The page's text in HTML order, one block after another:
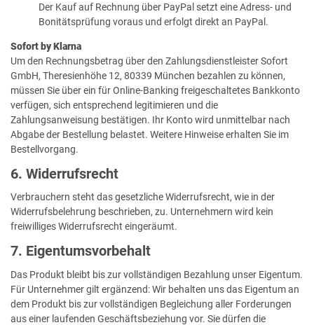
Der Kauf auf Rechnung über PayPal setzt eine Adress- und
Bonitätsprüfung voraus und erfolgt direkt an PayPal.
Sofort by Klarna
Um den Rechnungsbetrag über den Zahlungsdienstleister Sofort
GmbH, Theresienhöhe 12, 80339 München bezahlen zu können,
müssen Sie über ein für Online-Banking freigeschaltetes Bankkonto
verfügen, sich entsprechend legitimieren und die
Zahlungsanweisung bestätigen. Ihr Konto wird unmittelbar nach
Abgabe der Bestellung belastet. Weitere Hinweise erhalten Sie im
Bestellvorgang.
6. Widerrufsrecht
Verbrauchern steht das gesetzliche Widerrufsrecht, wie in der
Widerrufsbelehrung beschrieben, zu. Unternehmern wird kein
freiwilliges Widerrufsrecht eingeräumt.
7. Eigentumsvorbehalt
Das Produkt bleibt bis zur vollständigen Bezahlung unser Eigentum.
Für Unternehmer gilt ergänzend: Wir behalten uns das Eigentum an
dem Produkt bis zur vollständigen Begleichung aller Forderungen
aus einer laufenden Geschäftsbeziehung vor. Sie dürfen die